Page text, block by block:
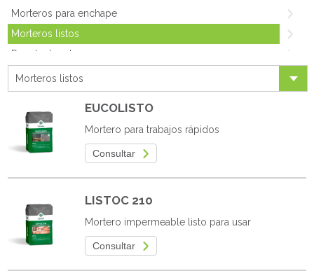
Morteros para enchape
Morteros listos
Repelentes de agua
Mejorador de perfil de adherencia
Láminas a base de bentonita
Limpiadores de fachada
Recubrimientos
Morteros listos
EUCOLISTO
Mortero para trabajos rápidos
Consultar
LISTOC 210
Mortero impermeable listo para usar
Consultar